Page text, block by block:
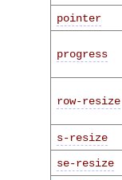
pointer
progress
row-resize
s-resize
se-resize